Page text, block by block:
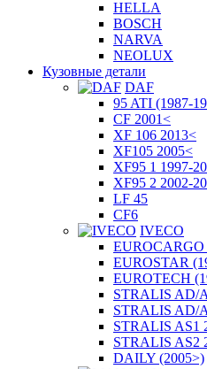
HELLA
BOSCH
NARVA
NEOLUX
Кузовные детали
DAF
95 ATI (1987-
CF 2001<
XF 106 2013<
XF105 2005<
XF95 1 1997-
XF95 2 2002-
LF 45
CF6
IVECO
EUROCARGO
EUROSTAR
EUROTECH
STRALIS AD/
STRALIS AD/
STRALIS AS1
STRALIS AS2
DAILY (2005>)